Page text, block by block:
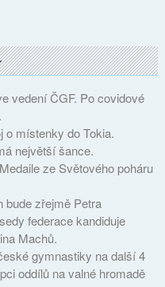
vedení ČGF. Po covidové
místenky do Tokia.
největší šance.
ze Světového poháru
bude zřejmě Petra
federace kandiduje
Machů.
gymnastiky na další 4
oddílů na valné hromadě